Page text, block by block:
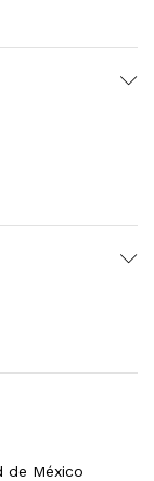
de México
600A